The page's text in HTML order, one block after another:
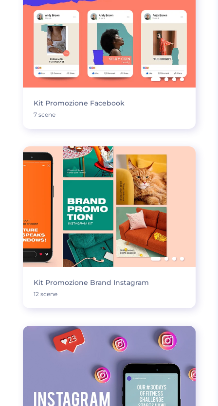
Kit Promozione Facebook
7 scene
Kit Promozione Brand Instagram
12 scene